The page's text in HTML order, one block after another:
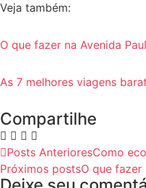
Veja também:
O que fazer na Avenida
As 7 melhores viagens
Compartilhe
Posts AnterioresComo
Próximos postsO que fazer